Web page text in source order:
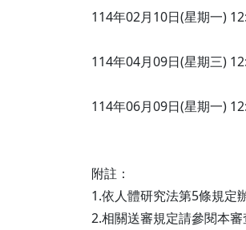
114年02月10日(星期一)
114年04月09日(星期三)
114年06月09日(星期一)
附註：
1.依人體研究法第5條規定
2.相關送審規定請參閱本審